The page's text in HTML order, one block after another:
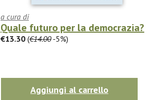
a cura di
Quale futuro per la democrazia?
€13.30 (€14.00-5%)
Aggiungi al carrello